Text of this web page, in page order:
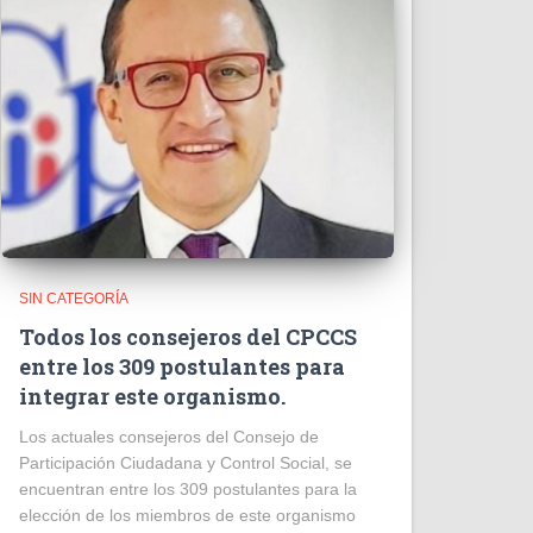
SIN CATEGORÍA
Todos los consejeros del CPCCS
entre los 309 postulantes para
integrar este organismo.
Los actuales consejeros del Consejo de
Participación Ciudadana y Control Social, se
encuentran entre los 309 postulantes para la
elección de los miembros de este organismo